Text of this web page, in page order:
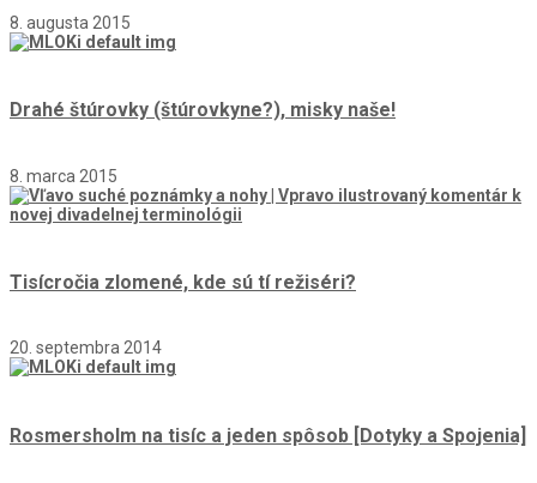
8. augusta 2015
Drahé štúrovky (štúrovkyne?), misky naše!
8. marca 2015
Tisícročia zlomené, kde sú tí režiséri?
20. septembra 2014
Rosmersholm na tisíc a jeden spôsob [Dotyky a Spojenia]